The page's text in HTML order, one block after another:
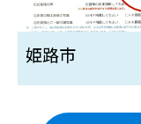
姫路市